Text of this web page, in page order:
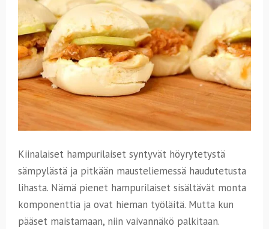
Kiinalaiset hampurilaiset syntyvät höyrytetystä
sämpylästä ja pitkään mausteliemessä haudutetusta
lihasta. Nämä pienet hampurilaiset sisältävät monta
komponenttia ja ovat hieman työläitä. Mutta kun
pääset maistamaan, niin vaivannäkö palkitaan.